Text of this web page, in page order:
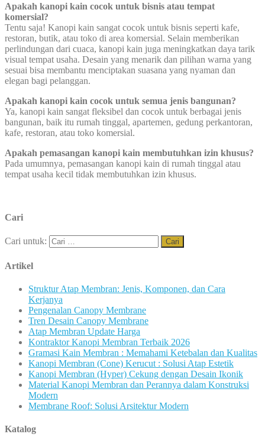
Apakah kanopi kain cocok untuk bisnis atau tempat
komersial?
Tentu saja! Kanopi kain sangat cocok untuk bisnis seperti kafe,
restoran, butik, atau toko di area komersial. Selain memberikan
perlindungan dari cuaca, kanopi kain juga meningkatkan daya tarik
visual tempat usaha. Desain yang menarik dan pilihan warna yang
sesuai bisa membantu menciptakan suasana yang nyaman dan
elegan bagi pelanggan.
Apakah kanopi kain cocok untuk semua jenis bangunan?
Ya, kanopi kain sangat fleksibel dan cocok untuk berbagai jenis
bangunan, baik itu rumah tinggal, apartemen, gedung perkantoran,
kafe, restoran, atau toko komersial.
Apakah pemasangan kanopi kain membutuhkan izin khusus?
Pada umumnya, pemasangan kanopi kain di rumah tinggal atau
tempat usaha kecil tidak membutuhkan izin khusus.
Cari
Cari untuk:
Artikel
Struktur Atap Membran: Jenis, Komponen, dan Cara
Kerjanya
Pengenalan Canopy Membrane
Tren Desain Canopy Membrane
Atap Membran Update Harga
Kontraktor Kanopi Membran Terbaik 2026
Gramasi Kain Membran : Memahami Ketebalan dan Kualitas
Kanopi Membran (Cone) Kerucut : Solusi Atap Estetik
Kanopi Membran (Hyper) Cekung dengan Desain Ikonik
Material Kanopi Membran dan Perannya dalam Konstruksi
Modern
Membrane Roof: Solusi Arsitektur Modern
Katalog